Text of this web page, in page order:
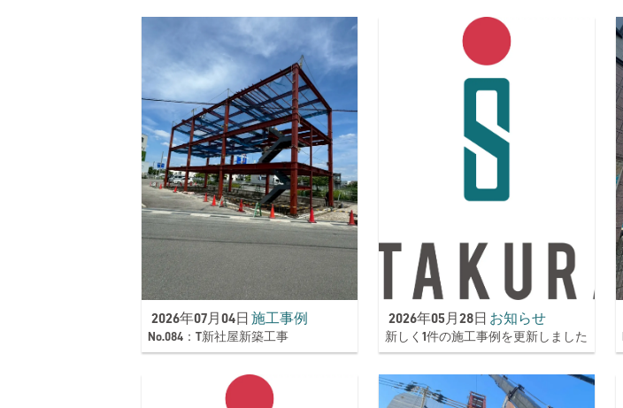
2026年07月04日 施工事例
No.084：T新社屋新築工事
2026年05月28日 お知らせ
新しく1件の施工事例を更新しました